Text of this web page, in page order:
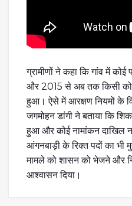
ग्रामीणों ने कहा कि गांव में कोई
और 2015 से अब तक किसी को
हुआ। ऐसे में आरक्षण नियमों के
जगमोहन डांगी ने बताया कि
हुआ और कोई नामांकन दाखिल
आंगनबाड़ी के रिक्त पदों का भी
मामले को शासन को भेजने और
आश्वासन दिया।